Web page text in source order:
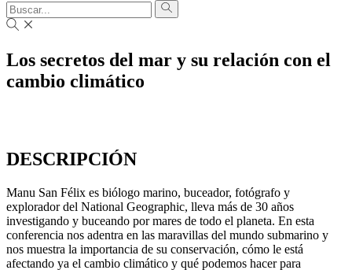
Los secretos del mar y su relación con el
cambio climático
DESCRIPCIÓN
Manu San Félix es biólogo marino, buceador, fotógrafo y
explorador del National Geographic, lleva más de 30 años
investigando y buceando por mares de todo el planeta. En esta
conferencia nos adentra en las maravillas del mundo submarino y
nos muestra la importancia de su conservación, cómo le está
afectando ya el cambio climático y qué podemos hacer para